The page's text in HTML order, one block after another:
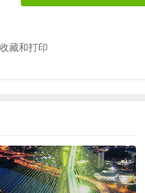
藏和打印